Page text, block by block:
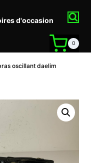
d'occasion
0
oscillant daelim